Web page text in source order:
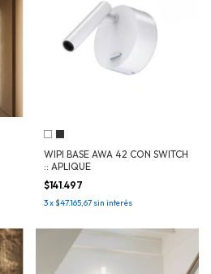
WIPI BASE AWA 42 CON SWITCH
:: APLIQUE
$141.497
3x$47.165,67 sin interés